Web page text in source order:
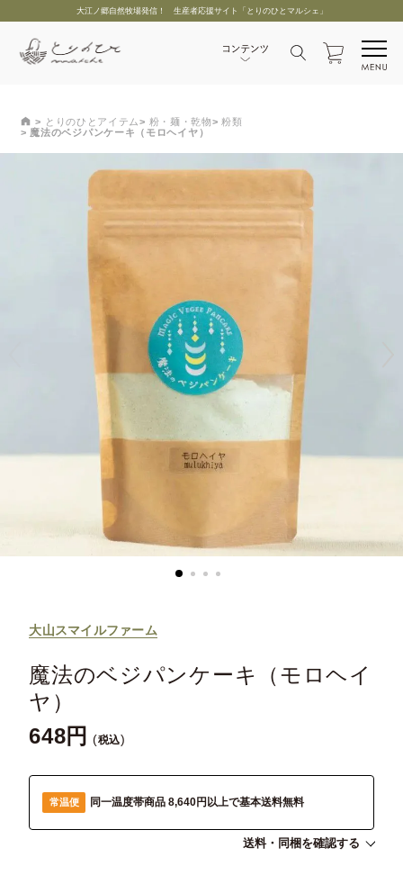
大江ノ郷自然牧場発信！ 生産者応援サイト「とりのひとマルシェ」
とりのひとアイテム 粉・麺・乾物
粉類
魔法のベジパンケーキ（モロヘイヤ）
大山スマイルファーム
魔法のベジパンケーキ（モロヘイ
ヤ）
648 税込
常温便 同一温度帯商品 8,640円以上で基本送料無料
送料・同梱を確認する